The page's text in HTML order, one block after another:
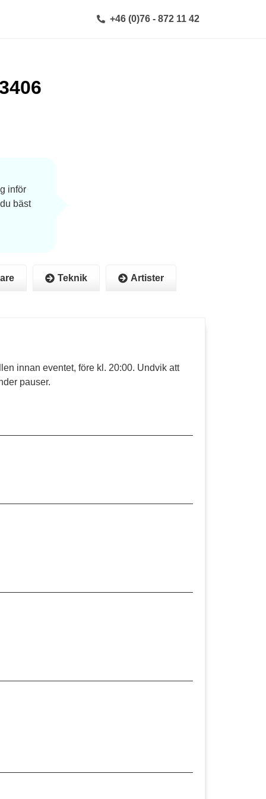
+46 (0)76 - 872 11 42
inför
bäst
Teknik Artister
innan eventet, före kl. 20:00. Undvik att
pauser.